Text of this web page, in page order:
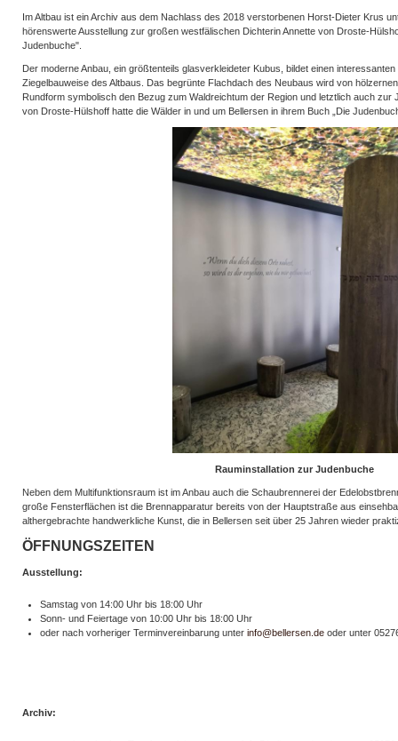
Im Altbau ist ein Archiv aus dem Nachlass des 2018 verstorbenen Horst-Dieter Krus
hörenswerte Ausstellung zur großen westfälischen Dichterin Annette von Droste-
Judenbuche".
Der moderne Anbau, ein größtenteils glasverkleideter Kubus, bildet einen
Ziegelbauweise des Altbaus. Das begrünte Flachdach des Neubaus wird von
Rundform symbolisch den Bezug zum Waldreichtum der Region und letztlich auch zur
von Droste-Hülshoff hatte die Wälder in und um Bellersen in ihrem Buch „Die
Rauminstallation zur Judenbuche
Neben dem Multifunktionsraum ist im Anbau auch die Schaubrennerei der
große Fensterflächen ist die Brennapparatur bereits von der Hauptstraße aus
althergebrachte handwerkliche Kunst, die in Bellersen seit über 25 Jahren wieder
ÖFFNUNGSZEITEN
Ausstellung:
Samstag von 14:00 Uhr bis 18:00 Uhr
Sonn- und Feiertage von 10:00 Uhr bis 18:00 Uhr
oder nach vorheriger Terminvereinbarung unter info@bellersen.de oder unter
Archiv: